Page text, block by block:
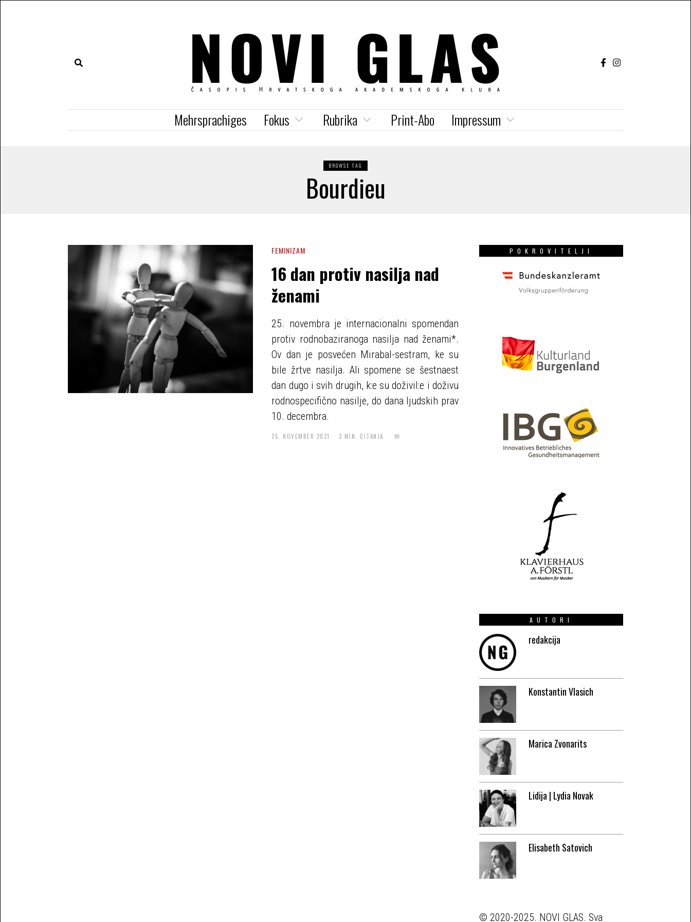
Mehrsprachiges Fokus Rubrika Print-Abo Impressum
BROWSE TAG
Bourdieu
FEMINIZAM
16 dan protiv nasilja nad
ženami
25. novembra je internacionalni spomendan
protiv rodnobaziranoga nasilja nad ženami*.
Ov dan je posvećen Mirabal-sestram, ke su
bile žrtve nasilja. Ali spomene se šestnaest
dan dugo i svih drugih, k:e su doživil:e i doživu
rodnospecifično nasilje, do dana ljudskih prav
10. decembra.
25. NOVEMBER 2021 3 MIN. ČITANJA
POKROVITELJI
AUTORI
redakcija
Konstantin Vlasich
Marica Zvonarits
Lidija | Lydia Novak
Elisabeth Satovich
© 2020-2025. NOVI GLAS. Sva